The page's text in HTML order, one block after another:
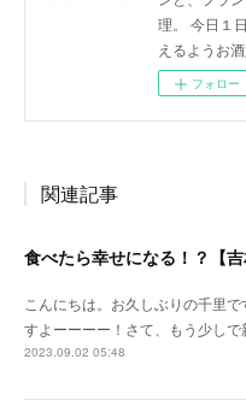
理。 今日１
えるようお
フォロー
関連記事
食べたら幸せになる！？【吉
こんにちは。お久しぶりの千里
すよーーーー！さて、もう少し
2023.09.02 05:48